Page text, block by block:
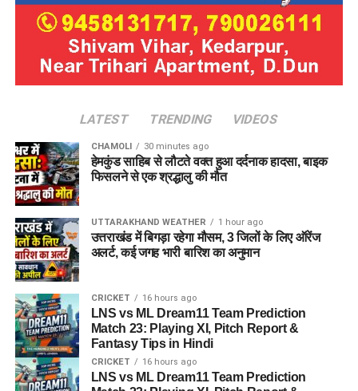
LATEST TRENDING VIDEOS
CHAMOLI 30 minutes ago
हेमकुंड साहिब से लौटते वक्त हुआ दर्दनाक हादसा, बाइक
फिसलने से एक श्रद्धालु की मौत
UTTARAKHAND WEATHER 1 hour ago
उत्तराखंड में बिगड़ा रहेगा मौसम, 3 जिलों के लिए ऑरेंज
अलर्ट, कई जगह भारी बारिश का अनुमान
CRICKET 16 hours ago
LNS vs ML Dream11 Team Prediction
Match 23: Playing XI, Pitch Report &
Fantasy Tips in Hindi
CRICKET 16 hours ago
LNS vs ML Dream11 Team Prediction